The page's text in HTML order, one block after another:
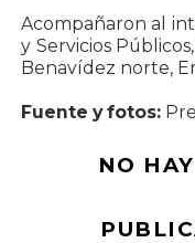
Acompañaron al
y Servicios
Benavídez norte,
Fuente y fotos:
NO